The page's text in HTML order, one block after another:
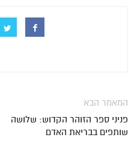
המאמר הבא
פניני ספר הזוהר הקדוש: שלושה
שותפים בבריאת האדם